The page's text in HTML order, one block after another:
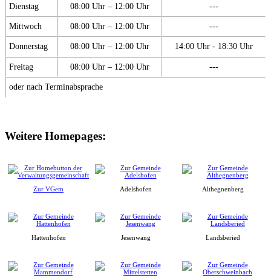
Dienstag 08:00 Uhr – 12:00 Uhr ---
Mittwoch 08:00 Uhr – 12:00 Uhr ---
Donnerstag 08:00 Uhr – 12:00 Uhr 14:00 Uhr - 18:30 Uhr
Freitag 08:00 Uhr – 12:00 Uhr ---
oder nach Terminabsprache
Weitere Homepages:
Zur VGem Adelshofen Althegnenberg
Hattenhofen Jesenwang Landsberied